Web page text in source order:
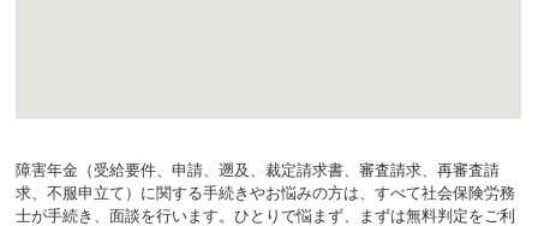
障害年金（受給要件、申請、遡及、裁定請求書、審査請求、再審査請
求、不服申立て）に関する手続きやお悩みの方は、すべて社会保険労務
士が手続き、面談を行います。ひとりで悩まず、まずは無料判定をご利